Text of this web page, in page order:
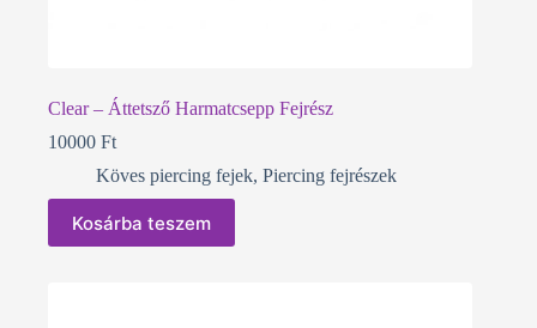
Clear – Áttetsző Harmatcsepp Fejrész
10000 Ft
Köves piercing fejek, Piercing fejrészek
Kosárba teszem